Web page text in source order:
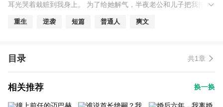
耳光哭着栽赃到我身上。 为了给她解气，半夜老公和儿子把我拖进
却宣称我水性杨花偷了男人私奔。 再睁开眼，老公拎着那条冒着臭
重生 逆袭 短篇 普通人 爽文
目录 共1章
相关推荐 换一换